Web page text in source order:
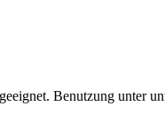
Benutzung unter